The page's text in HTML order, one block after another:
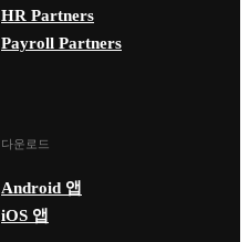
HR Partners
Payroll Partners
다운로드
Android 앱
iOS 앱